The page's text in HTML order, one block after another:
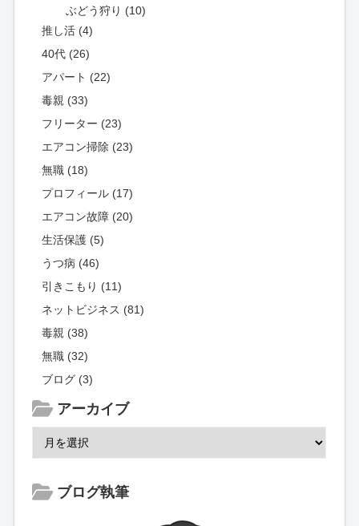
ぶどう狩り (10)
推し活 (4)
40代 (26)
アパート (22)
毒親 (33)
フリーター (23)
エアコン掃除 (23)
無職 (18)
プロフィール (17)
エアコン故障 (20)
生活保護 (5)
うつ病 (46)
引きこもり (11)
ネットビジネス (81)
毒親 (38)
無職 (32)
ブログ (3)
アーカイブ
ブログ執筆